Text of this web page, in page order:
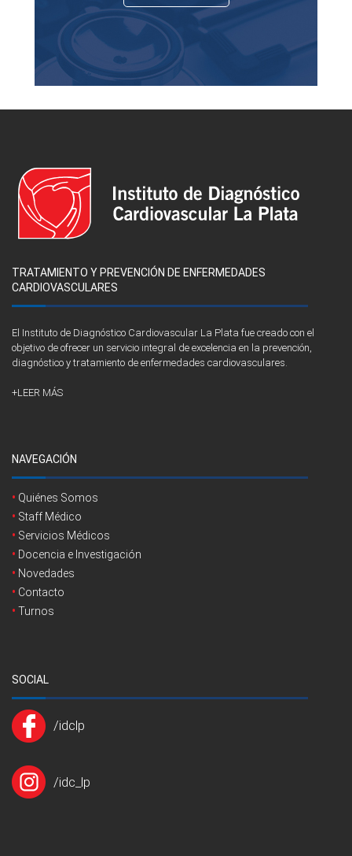
TRATAMIENTO Y PREVENCIÓN DE ENFERMEDADES
CARDIOVASCULARES
El Instituto de Diagnóstico Cardiovascular La Plata fue creado con el
objetivo de ofrecer un servicio integral de excelencia en la prevención,
diagnóstico y tratamiento de enfermedades cardiovasculares.
+LEER MÁS
NAVEGACIÓN
Quiénes Somos
Staff Médico
Servicios Médicos
Docencia e Investigación
Novedades
Contacto
Turnos
SOCIAL
/idclp
/idc_lp